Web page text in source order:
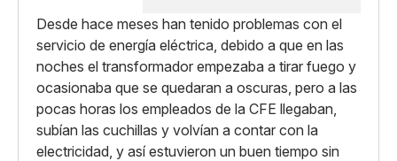
Desde hace meses han tenido problemas con el
servicio de energía eléctrica, debido a que en las
noches el transformador empezaba a tirar fuego y
ocasionaba que se quedaran a oscuras, pero a las
pocas horas los empleados de la CFE llegaban,
subían las cuchillas y volvían a contar con la
electricidad, y así estuvieron un buen tiempo sin